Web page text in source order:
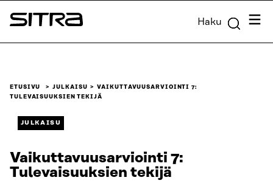
Siirry
suoraan
Sitra Haku
ETUSIVU JULKAISU
VAIKUTTAVUUSARVIOINTI 7:
TULEVAISUUKSIEN TEKIJÄ
JULKAISU
Vaikuttavuusarviointi 7:
Tulevaisuuksien tekijä